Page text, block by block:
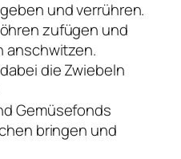
und verrühren.
zufügen und
anschwitzen.
die Zwiebeln
Gemüsefonds
bringen und